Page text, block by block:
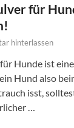
für
hinterlassen
Hunde ist
Hund also
isst,
…